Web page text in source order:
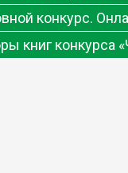
конкурс.
книг конкурса